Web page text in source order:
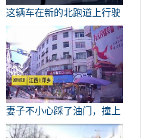
这辆车在新的北跑道上行驶
时出了事故。
妻子不小心踩了油门，撞上
了8辆车，而丈夫踩了4次刹